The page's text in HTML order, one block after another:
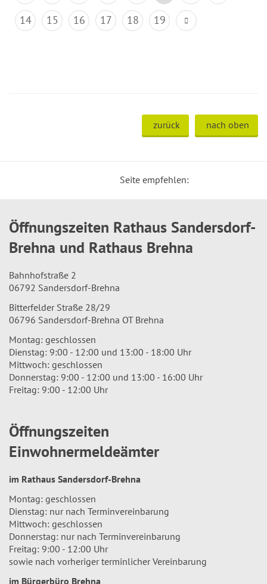
14
15 16 17 18 19
zurück nach oben
Seite empfehlen:
Öffnungszeiten Rathaus Sandersdorf-
Brehna und Rathaus Brehna
Bahnhofstraße 2
06792 Sandersdorf-Brehna
Bitterfelder Straße 28/29
06796 Sandersdorf-Brehna OT Brehna
Montag: geschlossen
Dienstag: 9:00 - 12:00 und 13:00 - 18:00 Uhr
Mittwoch: geschlossen
Donnerstag: 9:00 - 12:00 und 13:00 - 16:00 Uhr
Freitag: 9:00 - 12:00 Uhr
Öffnungszeiten
Einwohnermeldeämter
im Rathaus Sandersdorf-Brehna
Montag: geschlossen
Dienstag: nur nach Terminvereinbarung
Mittwoch: geschlossen
Donnerstag: nur nach Terminvereinbarung
Freitag: 9:00 - 12:00 Uhr
sowie nach vorheriger terminlicher Vereinbarung
im Bürgerbüro Brehna